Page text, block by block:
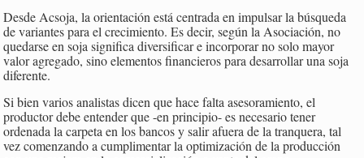
Desde Acsoja, la orientación está centrada en impulsar la búsqueda
de variantes para el crecimiento. Es decir, según la Asociación, no
quedarse en soja significa diversificar e incorporar no solo mayor
valor agregado, sino elementos financieros para desarrollar una soja
diferente.
Si bien varios analistas dicen que hace falta asesoramiento, el
productor debe entender que -en principio- es necesario tener
ordenada la carpeta en los bancos y salir afuera de la tranquera, tal
vez comenzando a cumplimentar la optimización de la producción